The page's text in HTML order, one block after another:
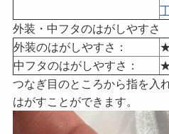
外装・中フタのはがしやすさ
外装のはがしやすさ：
中フタのはがしやすさ：
つなぎ目のところから指を入
はがすことができます。